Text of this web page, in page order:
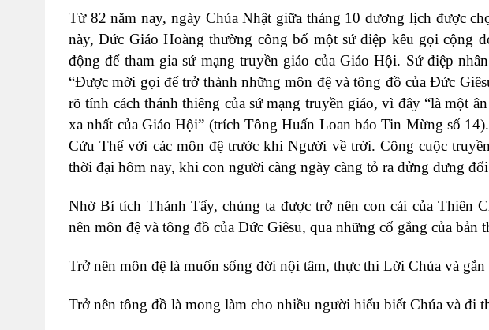
Từ 82 năm nay, ngày Chúa Nhật giữa tháng 10 dương lịch được
này, Đức Giáo Hoàng thường công bố một sứ điệp kêu gọi cộng
động để tham gia sứ mạng truyền giáo của Giáo Hội. Sứ điệp
“Được mời gọi để trở thành những môn đệ và tông đồ của Đức
rõ tính cách thánh thiêng của sứ mạng truyền giáo, vì đây “là một
xa nhất của Giáo Hội” (trích Tông Huấn Loan báo Tin Mừng số
Cứu Thế với các môn đệ trước khi Người về trời. Công cuộc
thời đại hôm nay, khi con người càng ngày càng tỏ ra dửng dưng
Nhờ Bí tích Thánh Tẩy, chúng ta được trở nên con cái của Thiên
nên môn đệ và tông đồ của Đức Giêsu, qua những cố gắng của bản
Trở nên môn đệ là muốn sống đời nội tâm, thực thi Lời Chúa và
Trở nên tông đồ là mong làm cho nhiều người hiểu biết Chúa và đi